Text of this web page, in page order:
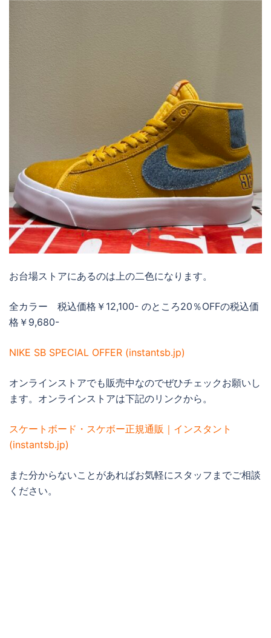
お台場ストアにあるのは上の二色になります。
全カラー 税込価格￥12,100- のところ20％OFFの税込価
格￥9,680-
NIKE SB SPECIAL OFFER (instantsb.jp)
オンラインストアでも販売中なのでぜひチェックお願いし
ます。オンラインストアは下記のリンクから。
スケートボード・スケボー正規通販｜インスタント
(instantsb.jp)
また分からないことがあればお気軽にスタッフまでご相談
ください。